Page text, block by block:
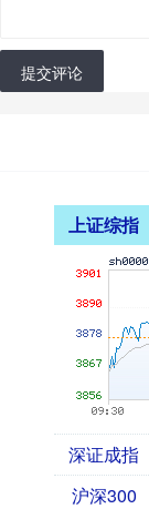
提交评论
上证综指
深证成指
沪深300